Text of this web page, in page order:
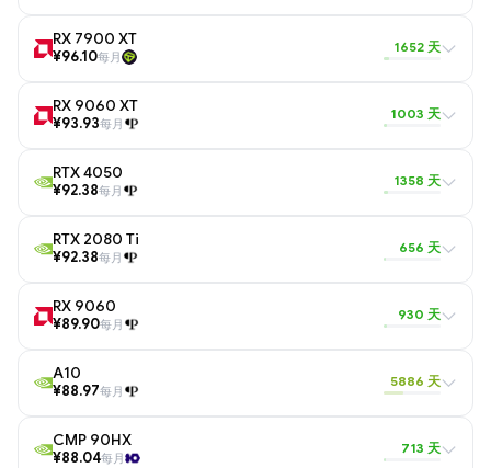
RX 7900 XT
¥96.10每月
1652 天
RX 9060 XT
¥93.93每月
1003 天
RTX 4050
¥92.38每月
1358 天
RTX 2080 Ti
¥92.38每月
656 天
RX 9060
¥89.90每月
930 天
A10
¥88.97每月
5886 天
CMP 90HX
¥88.04每月
713 天